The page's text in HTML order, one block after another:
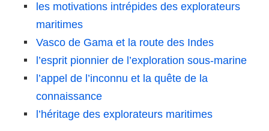
les motivations intrépides des explorateurs
maritimes
Vasco de Gama et la route des Indes
l’esprit pionnier de l’exploration sous-marine
l’appel de l’inconnu et la quête de la
connaissance
l’héritage des explorateurs maritimes